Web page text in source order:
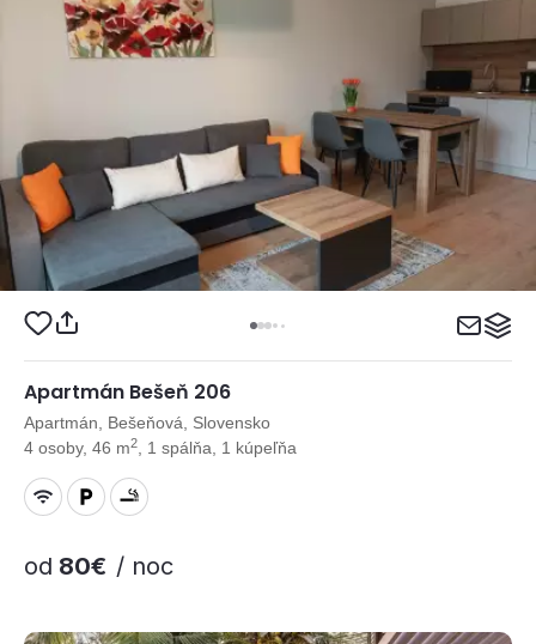
Apartmán Bešeň 206
Apartmán, Bešeňová, Slovensko
4 osoby, 46 m2 , 1 spálňa, 1 kúpeľňa
od 80€ / noc